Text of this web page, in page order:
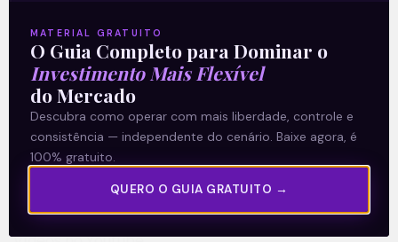
Sobre nós
Termos e Condições
Política de Privacidade
Explore
E Eu Com Isso?
MATERIAL GRATUITO
O Guia Completo para Dominar o
Investimento Mais Flexível
do Mercado
Descubra como operar com mais liberdade, controle e
consistência — independente do cenário. Baixe agora, é
100% gratuito.
QUERO O GUIA GRATUITO →